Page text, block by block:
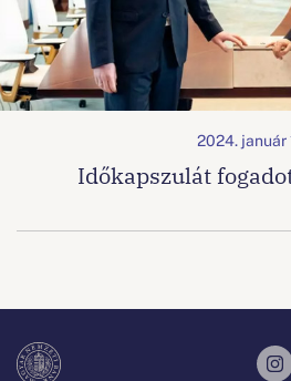
2024. január
Időkapszulát